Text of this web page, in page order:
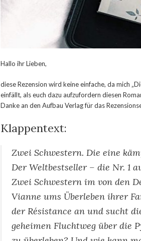
Hallo ihr Lieben,
diese Rezension wird keine einfache, da mich
einfällt, als euch dazu aufzufordern diesen
Danke an den Aufbau Verlag für das
Klappentext:
Zwei Schwestern. Die eine
Der Weltbestseller – die Nr. 1
Zwei Schwestern im von den
Vianne ums Überleben ihrer
der Résistance an und sucht
geheimen Fluchtweg über die